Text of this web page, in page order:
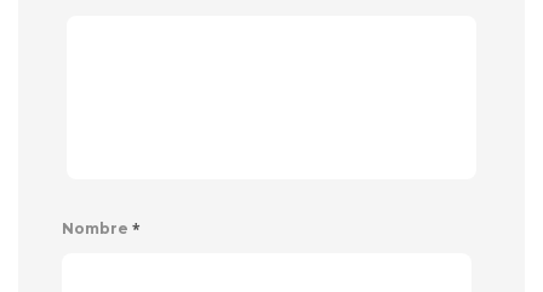
Nombre *